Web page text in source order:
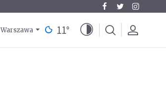
Warszawa 11°